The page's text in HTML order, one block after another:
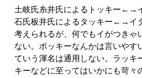
土岐氏糸井氏によるトッキー←→
石氏板井氏によるタッキー←→イ
考えられるが、何でもイがつきゃ
ない。ポッキーなんかは言いやす
ていう渾名は通用しない。ラッキ
キーなどに至ってはいかにも苛々